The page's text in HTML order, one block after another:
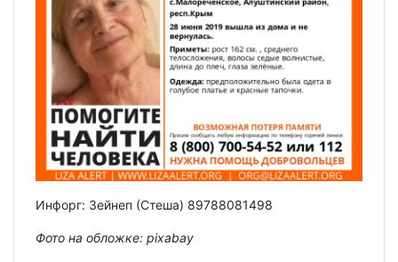
Инфорг: Зейнеп (Стеша) 89788081498
Фото на обложке: pixabay